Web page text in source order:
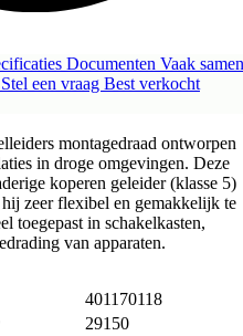
Documenten Vaak samen
Stel een vraag Best verkocht
montagedraad ontworpen
in droge omgevingen. Deze
koperen geleider (klasse 5)
zeer flexibel en gemakkelijk te
toegepast in schakelkasten,
van apparaten.
401170118
29150